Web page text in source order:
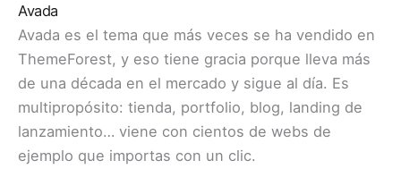
Avada
Avada es el tema que más veces se ha vendido en
ThemeForest, y eso tiene gracia porque lleva más
de una década en el mercado y sigue al día. Es
multipropósito: tienda, portfolio, blog, landing de
lanzamiento… viene con cientos de webs de
ejemplo que importas con un clic.